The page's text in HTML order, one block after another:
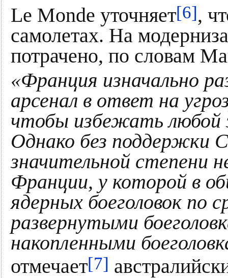
Le Monde уточняет[6],
самолетах. На
потрачено, по словам
«Франция изначально
арсенал в ответ на
чтобы избежать
Однако без поддержки
значительной степени
Франции, у которой в
ядерных боеголовок по
развернутыми
накопленными
отмечает[7]